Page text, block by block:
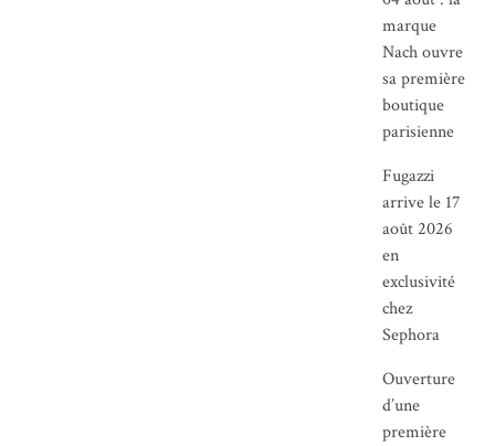
marque
Nach ouvre
sa première
boutique
parisienne
Fugazzi
arrive le 17
août 2026
en
exclusivité
chez
Sephora
Ouverture
d’une
première